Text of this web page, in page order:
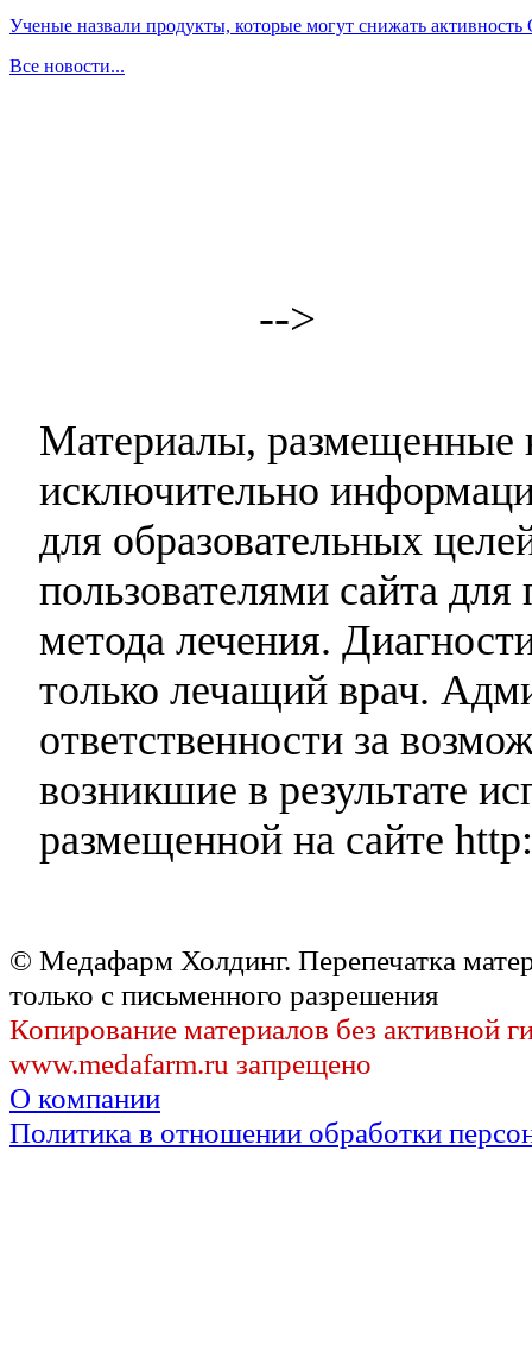
Ученые назвали продукты, которые могут снижать
Все новости...
-->
Материалы, размещенные
исключительно
для образовательных
пользователями сайта
метода лечения.
только лечащий врач.
ответственности за
возникшие в результате
размещенной на сайте
© Медафарм Холдинг. Перепечатка
только с письменного разрешения
Копирование материалов без активной
www.medafarm.ru запрещено
О компании
Политика в отношении обработки